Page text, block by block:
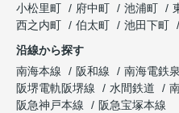
小松里町
府中町 池浦町
西之内町
伯太町 池田下町
沿線から探す
南海本線
阪和線 南海電鉄
阪堺電軌阪堺線
水間鉄道
阪急神戸本線
阪急宝塚本線